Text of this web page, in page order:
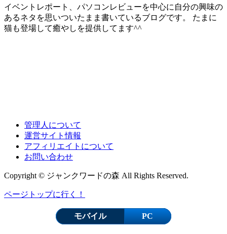
イベントレポート、パソコンレビューを中心に自分の興味の
あるネタを思いついたまま書いているブログです。 たまに
猫も登場して癒やしを提供してます^^
管理人について
運営サイト情報
アフィリエイトについて
お問い合わせ
Copyright © ジャンクワードの森 All Rights Reserved.
ページトップに行く！
モバイル PC